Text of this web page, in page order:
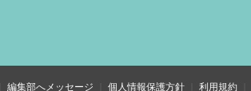
編集部へメッセージ 個人情報保護方針 利用規約